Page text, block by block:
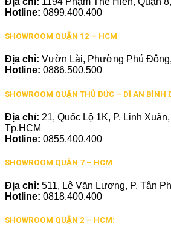
Hotline: 0899.400.400
SHOWROOM QUẬN 12 – HCM
Địa chỉ: Vườn Lài, Phường Phú
Hotline: 0886.500.500
SHOWROOM QUẬN THỦ ĐỨC – DĨ AN BÌNH
Địa chỉ: 21, Quốc Lộ 1K, P. Linh
Tp.HCM
Hotline: 0855.400.400
SHOWROOM QUẬN 7 – HCM
Địa chỉ: 511, Lê Văn Lương, P. Tân
Hotline: 0818.400.400
SHOWROOM QUẬN 2 – HCM: